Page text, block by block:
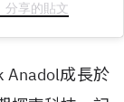
分享的貼文
Anadol成長於